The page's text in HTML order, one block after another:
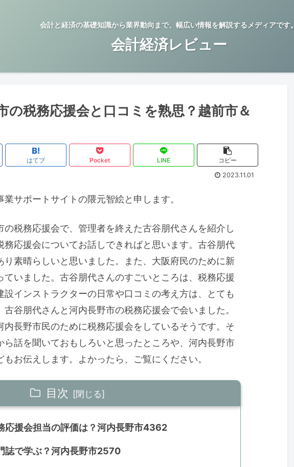
会計と経済の基礎知識から業界動向まで、幅広い情報を解説するメディアです。
会計経済レビュー
の税務応援会と口コミを熟思？越前市＆
はてブ Pocket LINE
コピー
2023.11.01
サポートサイトの隈元智絵と申します。
税務応援会で、管理者を終えた古谷朋代さんを紹介し
務応援会についてお話しできればと思います。古谷朋代
り素晴らしいと思いました。また、大阪府民のために新
ていました。古谷朋代さんのすごいところは、税務応援
インストラクターの日常や口コミの考え方は、とても
谷朋代さんと河内長野市の税務応援会で会いました。
内長野市民のために税務応援会をしているそうです。そ
ら話を聞いておもしろいと思ったところや、河内長野市
お伝えします。よかったら、ご覧にください。
目次
応援会担当の評価は？河内長野市4362
誌で学ぶ？河内長野市2570